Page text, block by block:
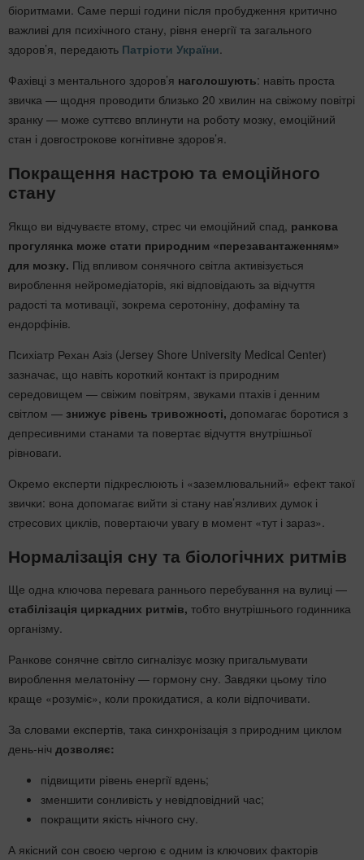
біоритмами. Саме перші години після пробудження критично
важливі для психічного стану, рівня енергії та загального
здоров’я, передають Патріоти України
Фахівці з ментального здоров’я наголошують: навіть проста
звичка — щодня проводити близько 20 хвилин на свіжому повітрі
зранку — може суттєво вплинути на роботу мозку, емоційний
стан і довгострокове когнітивне здоров’я.
Покращення настрою та емоційного
стану
Якщо ви відчуваєте втому, стрес чи емоційний спад, ранкова
прогулянка може стати природним «перезавантаженням»
для мозку. Під впливом сонячного світла активізується
вироблення нейромедіаторів, які відповідають за відчуття
радості та мотивації, зокрема серотоніну, дофаміну та
ендорфінів.
Психіатр Рехан Азіз (Jersey Shore University Medical Center)
зазначає, що навіть короткий контакт із природним
середовищем — свіжим повітрям, звуками птахів і денним
світлом — знижує рівень тривожності, допомагає боротися з
депресивними станами та повертає відчуття внутрішньої
рівноваги.
Окремо експерти підкреслюють і «заземлювальний» ефект такої
звички: вона допомагає вийти зі стану нав’язливих думок і
стресових циклів, повертаючи увагу в момент «тут і зараз».
Нормалізація сну та біологічних ритмів
Ще одна ключова перевага раннього перебування на вулиці —
стабілізація циркадних ритмів, тобто внутрішнього годинника
організму.
Ранкове сонячне світло сигналізує мозку пригальмувати
вироблення мелатоніну — гормону сну. Завдяки цьому тіло
краще «розуміє», коли прокидатися, а коли відпочивати.
За словами експертів, така синхронізація з природним циклом
день-ніч дозволяє:
підвищити рівень енергії вдень;
зменшити сонливість у невідповідний час;
покращити якість нічного сну.
А якісний сон своєю чергою є одним із ключових факторів